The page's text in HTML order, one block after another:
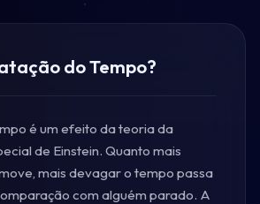
do Tempo?
é um efeito da teoria da
de Einstein. Quanto mais
mais devagar o tempo passa
com alguém parado. A